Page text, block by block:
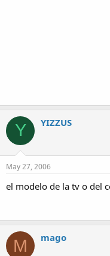
Y YIZZUS
May 27, 2006
el modelo de la tv o del
M mago